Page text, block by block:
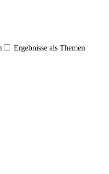
Ergebnisse als Themen